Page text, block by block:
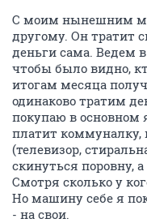
С моим нынешним
другому. Он тратит
деньги сама. Ведем
чтобы было видно,
итогам месяца
одинаково тратим
покупаю в основном
платит коммуналку,
(телевизор,
скинуться поровну,
Смотря сколько у
Но машину себе я
- на свои.